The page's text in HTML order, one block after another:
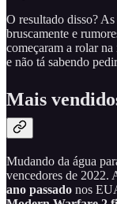
O resultado disso? As
bruscamente e
começaram a rolar
e não tá sabendo
Mais
Mudando da água
vencedores de 2022.
ano passado nos